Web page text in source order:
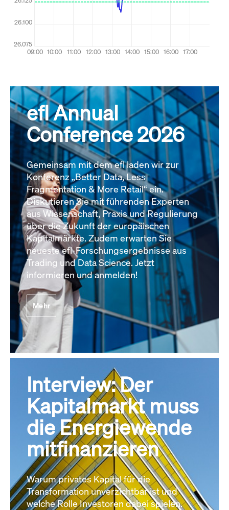
efl Annual
Conference 2026
Gemeinsam mit dem efl laden wir zur
Konferenz „Better Data, Less
Fragmentation & More Retail“ ein.
Diskutieren Sie mit führenden Experten
aus Wissenschaft, Praxis und Regulierung
über die Zukunft der europäischen
Kapitalmärkte. Zudem erwarten Sie
neueste efl-Forschungsergebnisse aus
Trading und Data Science. Jetzt
informieren und anmelden!
Mehr
Interview: Der
Kapitalmarkt muss
die Energiewende
mitfinanzieren
Warum privates Kapital für die
Transformation unverzichtbar ist und
welche Rolle Investoren dabei spielen.